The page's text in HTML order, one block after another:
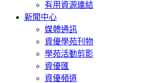
有用資源連結
新聞中心
媒體通訊
資優學苑刊物
學苑活動剪影
資優匯
資優頻道